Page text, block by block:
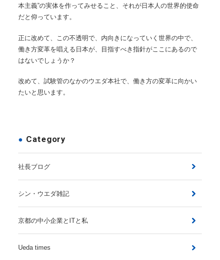
本主義”の実体を作ってみせること、それが日本人の世界的使命
だと仰っています。
正に改めて、この不透明で、内向きになっていく世界の中で、
働き方変革を唱える日本が、目指すべき指針がここにあるので
はないでしょうか？
改めて、試験管のなかのウエダ本社で、働き方の変革に向かい
たいと思います。
Category
社長ブログ
シン・ウエダ雑記
京都の中小企業とITと私
Ueda times